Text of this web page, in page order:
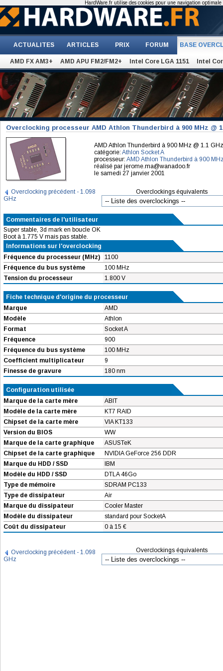
ACTUALITES ARTICLES PRIX FORUM BASE
AMD FX AM3+ AMD APU FM2/FM2+ Intel Core LGA 1151 Intel
Overclocking processeur AMD Athlon Thunderbird à 900 MHz @
AMD Athlon Thunderbird à 900 MHz @ 1.1 GHz
catégorie: Athlon Socket A
processeur: AMD Athlon Thunderbird à 900
réalisé par jerome.ma@wanadoo.fr
le samedi 27 janvier 2001
Overclocking précédent - 1.098
GHz
Overclockings équivalents
Commentaires de l'utilisateur
Super stable, 3d mark en boucle OK
Boot à 1.775 V mais pas stable.
Informations sur l'overclocking
Fréquence du processeur (MHz)
1100
Fréquence du bus système
100 MHz
Tension du processeur
1.800 V
Fiche technique d'origine du processeur
Marque
AMD
Modèle
Athlon
Format
Socket A
Fréquence
900
Fréquence du bus système
100 MHz
Coefficient multiplicateur
9
Finesse de gravure
180 nm
Configuration utilisée
Marque de la carte mère
ABIT
Modèle de la carte mère
KT7 RAID
Chipset de la carte mère
VIA KT133
Version du BIOS
WW
Marque de la carte graphique
ASUSTeK
Chipset de la carte graphique
NVIDIA GeForce 256 DDR
Marque du HDD / SSD
IBM
Modèle du HDD / SSD
DTLA 46Go
Type de mémoire
SDRAM PC133
Type de dissipateur
Air
Marque du dissipateur
Cooler Master
Modèle du dissipateur
standard pour SocketA
Coût du dissipateur
0 à 15 €
Overclocking précédent - 1.098
GHz
Overclockings équivalents
HardWare.fr utilise des cookies pour une navigation